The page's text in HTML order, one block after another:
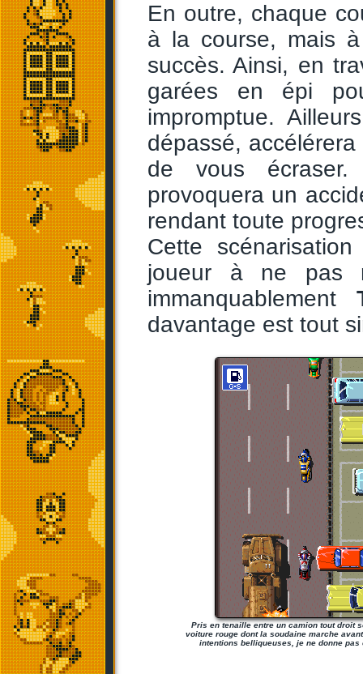
En outre, chaque
à la course, mais
succès. Ainsi, en
garées en épi
impromptue.
dépassé,
de vous
provoquera un
rendant toute
Cette
joueur à ne pas
immanquablement
davantage est tout
Pris en tenaille entre un camion tout droit
voiture rouge dont la soudaine marche
intentions belliqueuses, je ne donne pas